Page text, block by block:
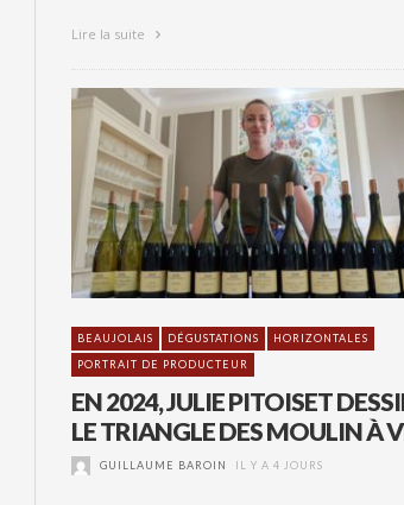
Lire la suite
BEAUJOLAIS DÉGUSTATIONS
HORIZONTALES
PORTRAIT DE PRODUCTEUR
EN 2024, JULIE PITOISET
LE TRIANGLE DES MOULIN À
GUILLAUME BAROIN IL Y A 4 JOURS